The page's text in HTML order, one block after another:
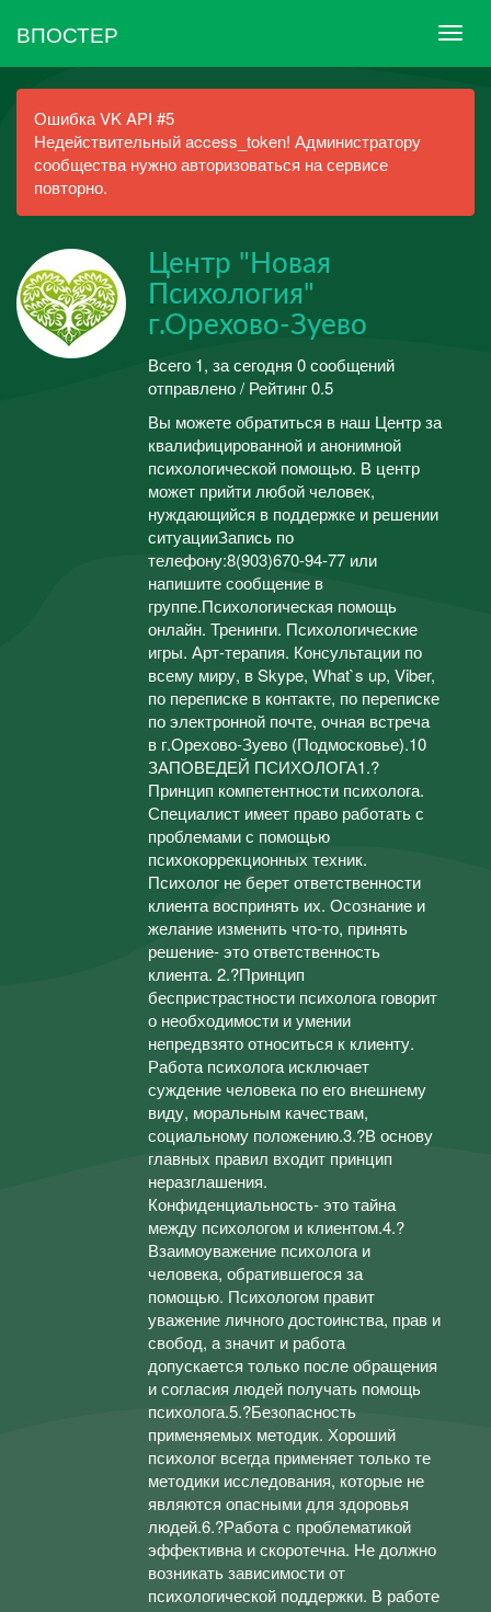
ВПОСТЕР
Ошибка VK API #5
Недействительный access_token! Администратору
сообщества нужно авторизоваться на сервисе
повторно.
Центр "Новая
Психология"
г.Орехово-Зуево
Всего 1, за сегодня 0 сообщений
отправлено / Рейтинг 0.5
Вы можете обратиться в наш Центр за
квалифицированной и анонимной
психологической помощью. В центр
может прийти любой человек,
нуждающийся в поддержке и решении
ситуацииЗапись по
телефону:8(903)670-94-77 или
напишите сообщение в
группе.Психологическая помощь
онлайн. Тренинги. Психологические
игры. Арт-терапия. Консультации по
всему миру, в Skype, What`s up, Viber,
по переписке в контакте, по переписке
по электронной почте, очная встреча
в г.Орехово-Зуево (Подмосковье).10
ЗАПОВЕДЕЙ ПСИХОЛОГА1.?
Принцип компетентности психолога.
Специалист имеет право работать с
проблемами с помощью
психокоррекционных техник.
Психолог не берет ответственности
клиента воспринять их. Осознание и
желание изменить что-то, принять
решение- это ответственность
клиента. 2.?Принцип
беспристрастности психолога говорит
о необходимости и умении
непредвзято относиться к клиенту.
Работа психолога исключает
суждение человека по его внешнему
виду, моральным качествам,
социальному положению.3.?В основу
главных правил входит принцип
неразглашения.
Конфиденциальность- это тайна
между психологом и клиентом.4.?
Взаимоуважение психолога и
человека, обратившегося за
помощью. Психологом правит
уважение личного достоинства, прав и
свобод, а значит и работа
допускается только после обращения
и согласия людей получать помощь
психолога.5.?Безопасность
применяемых методик. Хороший
психолог всегда применяет только те
методики исследования, которые не
являются опасными для здоровья
людей.6.?Работа с проблематикой
эффективна и скоротечна. Не должно
возникать зависимости от
психологической поддержки. В работе